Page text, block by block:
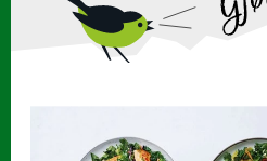
RELATERTE ARTIKLER